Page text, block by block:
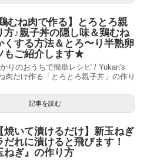
むね肉で作る】とろとろ親
方♪親子丼の隠し味＆鶏むね
くする方法＆とろ〜り半熟卵
もご紹介します★
りのおうちで簡単レシピ / Yukari's
肉だけ作る「とろとろ親子丼」の作り
記事を読む
焼いて漬けるだけ】新玉ねぎ
だれに漬けると飛びます！
ねぎ』の作り方